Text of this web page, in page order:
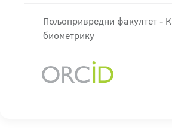
Пољопривредни факултет -
биометрику